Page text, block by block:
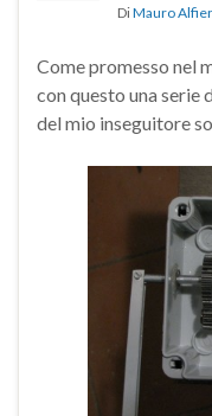
DiMauro
Come promesso nel
con questo una
del mio inseguitore